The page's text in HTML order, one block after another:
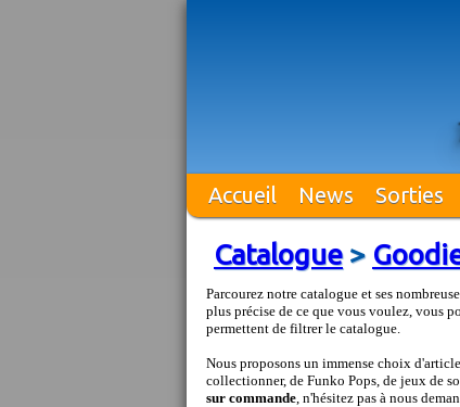
Accueil News Sorties
Catalogue>
Parcourez notre catalogue et ses
plus précise de ce que vous voulez, vous
permettent de filtrer le catalogue.
Nous proposons un immense choix
collectionner, de Funko Pops, de jeux de
sur commande, n'hésitez pas à nous